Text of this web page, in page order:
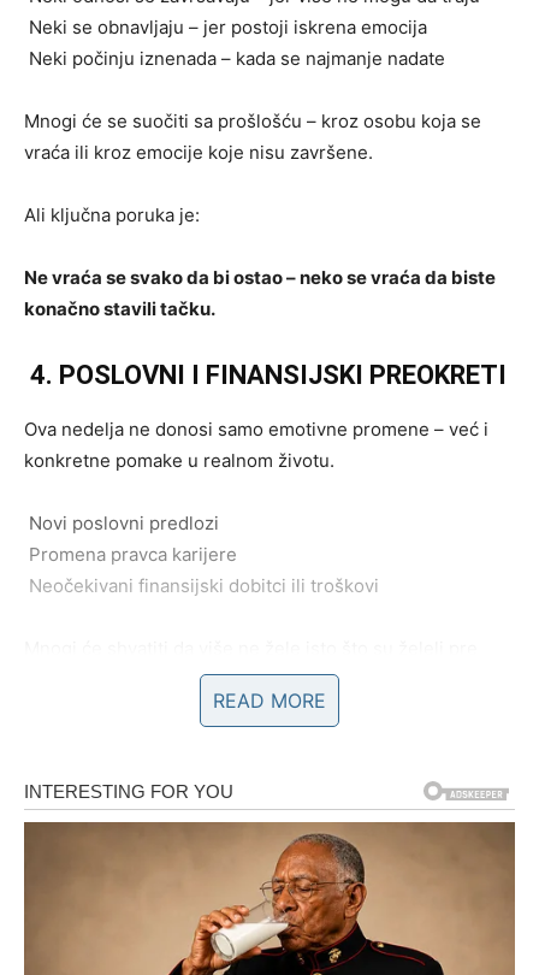
Neki se obnavljaju – jer postoji iskrena emocija
Neki počinju iznenada – kada se najmanje nadate
Mnogi će se suočiti sa prošlošću – kroz osobu koja se
vraća ili kroz emocije koje nisu završene.
Ali ključna poruka je:
Ne vraća se svako da bi ostao – neko se vraća da biste
konačno stavili tačku.
4. POSLOVNI I FINANSIJSKI PREOKRETI
Ova nedelja ne donosi samo emotivne promene – već i
konkretne pomake u realnom životu.
Novi poslovni predlozi
Promena pravca karijere
Neočekivani finansijski dobitci ili troškovi
5. DONOŠENJE ODLUKA KOJE MENJAJU
Najvažnija energija ove nedelje je – odluka.
Ne možete više čekati.
READ MORE